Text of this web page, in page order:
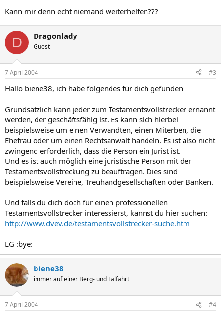
Kann mir denn echt niemand weiterhelfen???
D Dragonlady
Guest
7 April 2004 #3
Hallo biene38, ich habe folgendes für dich gefunden:
Grundsätzlich kann jeder zum Testamentsvollstrecker ernannt
werden, der geschäftsfähig ist. Es kann sich hierbei
beispielsweise um einen Verwandten, einen Miterben, die
Ehefrau oder um einen Rechtsanwalt handeln. Es ist also nicht
zwingend erforderlich, dass die Person ein Jurist ist.
Und es ist auch möglich eine juristische Person mit der
Testamentsvollstreckung zu beauftragen. Dies sind
beispielsweise Vereine, Treuhandgesellschaften oder Banken.
Und falls du dich doch für einen professionellen
Testamentsvollstrecker interessierst, kannst du hier suchen:
http://www.dvev.de/testamentsvollstrecker-suche.htm
LG :bye:
biene38
immer auf einer Berg- und Talfahrt
7 April 2004 #4